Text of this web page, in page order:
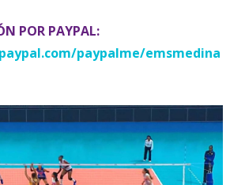
POR PAYPAL:
paypalme/emsmedina